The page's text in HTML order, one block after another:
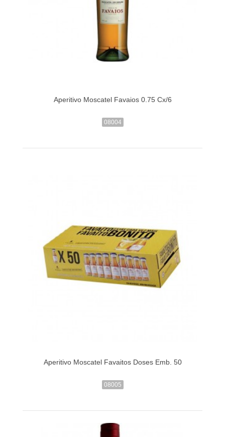
Aperitivo Moscatel Favaios 0.75 Cx/6
08004
Aperitivo Moscatel Favaitos Doses Emb. 50
08005